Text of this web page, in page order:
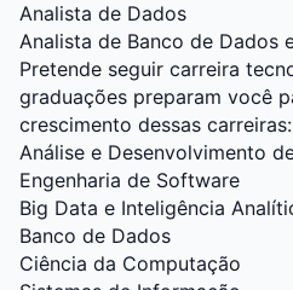
Analista de Dados
Analista de Banco de Dados
Pretende seguir carreira
graduações preparam você
crescimento dessas carreiras:
Análise e Desenvolvimento
Engenharia de Software
Big Data e Inteligência
Banco de Dados
Ciência da Computação